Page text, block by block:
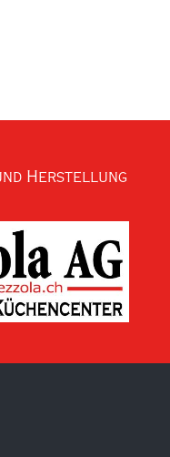
Herstellung